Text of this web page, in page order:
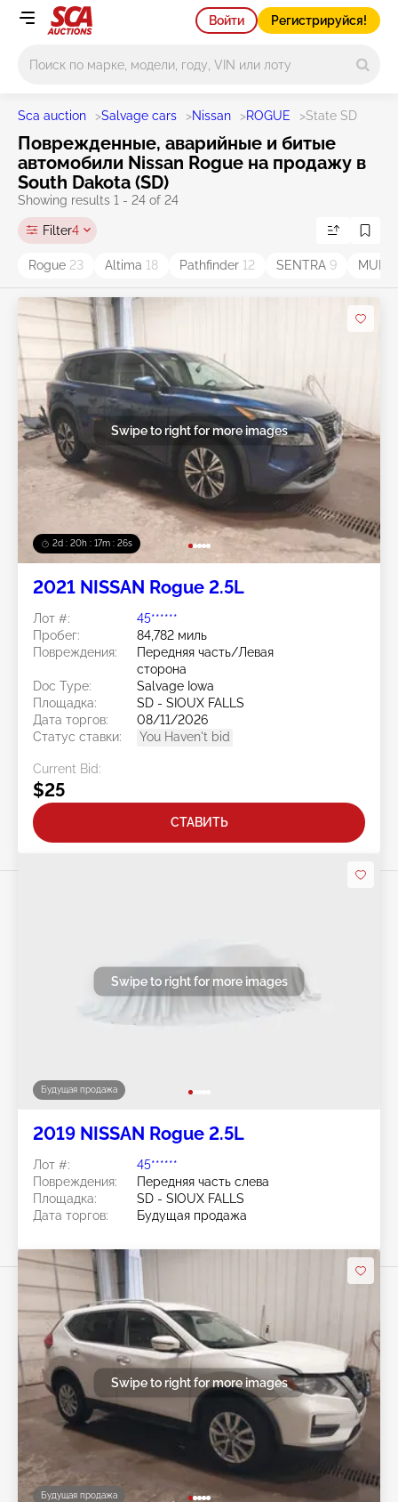
Войти Регистрируйся!
Sca auction >Salvage cars >Nissan >ROGUE >State SD
Поврежденные, аварийные и битые
автомобили Nissan Rogue на продажу в
South Dakota (SD)
Showing results 1 - 24 of 24
Filter4
Rogue 23 Altima 18 Pathfinder 12 SENTRA 9
2d : 20h : 17m : 23s
Swipe to right for more images
2021 NISSAN Rogue 2.5L
Лот #:
45******
Пробег:
84,782 миль
Повреждения:
Передняя часть/Левая
сторона
Doc Type:
Salvage Iowa
Площадка:
SD - SIOUX FALLS
Дата торгов:
08/11/2026
Статус ставки:
You Haven't bid
Current Bid:
$25
СТАВИТЬ
Будущая продажа
Swipe to right for more images
2019 NISSAN Rogue 2.5L
Лот #:
45******
Повреждения:
Передняя часть слева
Площадка:
SD - SIOUX FALLS
Дата торгов:
Будущая продажа
Будущая продажа
Swipe to right for more images